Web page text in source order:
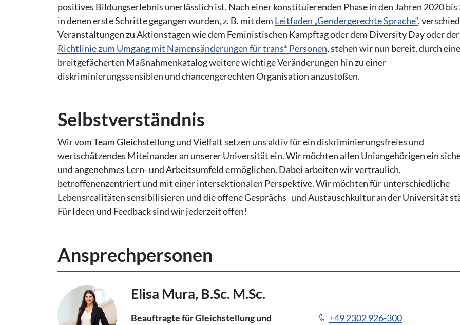
positives Bildungserlebnis unerlässlich ist. Nach einer konstituierenden Phase in den Jahren 2020 bis
in denen erste Schritte gegangen wurden, z. B. mit dem Leitfaden „Gendergerechte Sprache“,
Veranstaltungen zu Aktionstagen wie dem Feministischen Kampftag oder dem Diversity Day oder der
Richtlinie zum Umgang mit Namensänderungen für trans* Personen, stehen wir nun bereit, durch
breitgefächerten Maßnahmenkatalog weitere wichtige Veränderungen hin zu einer
diskriminierungssensiblen und chancengerechten Organisation anzustoßen.
Selbst­ver­ständ­nis
Wir vom Team Gleichstellung und Vielfalt setzen uns aktiv für ein diskriminierungsfreies und
wertschätzendes Miteinander an unserer Universität ein. Wir möchten allen Uniangehörigen ein
und angenehmes Lern- und Arbeitsumfeld ermöglichen. Dabei arbeiten wir vertraulich,
betroffenenzentriert und mit einer intersektionalen Perspektive. Wir möchten für unterschiedliche
Lebensrealitäten sensibilisieren und die offene Gesprächs- und Austauschkultur an der Universität
Für Ideen und Feedback sind wir jederzeit offen!
An­sprech­per­so­nen
Elisa Mura, B.Sc. M.Sc.
Beauftragte für Gleichstellung und
+49 2302 926-300